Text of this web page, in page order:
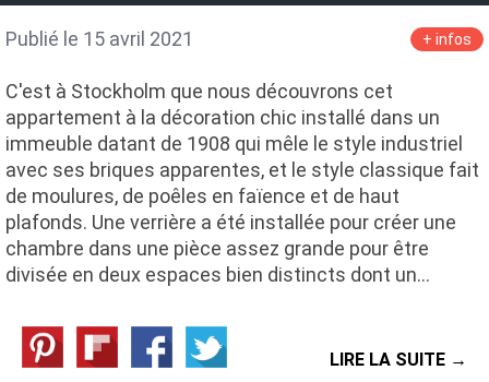
Publié le 15 avril 2021 + infos
C'est à Stockholm que nous découvrons cet
appartement à la décoration chic installé dans un
immeuble datant de 1908 qui mêle le style industriel
avec ses briques apparentes, et le style classique fait
de moulures, de poêles en faïence et de haut
plafonds. Une verrière a été installée pour créer une
chambre dans une pièce assez grande pour être
divisée en deux espaces bien distincts dont un…
LIRE LA SUITE →